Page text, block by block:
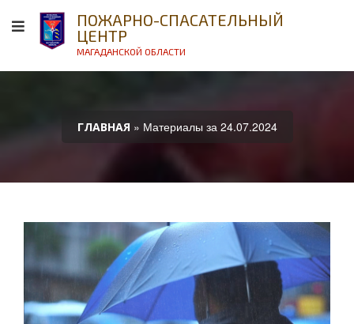
ПОЖАРНО-СПАСАТЕЛЬНЫЙ
ЦЕНТР
МАГАДАНСКОЙ ОБЛАСТИ
ГЛАВНАЯ » Материалы за 24.07.2024